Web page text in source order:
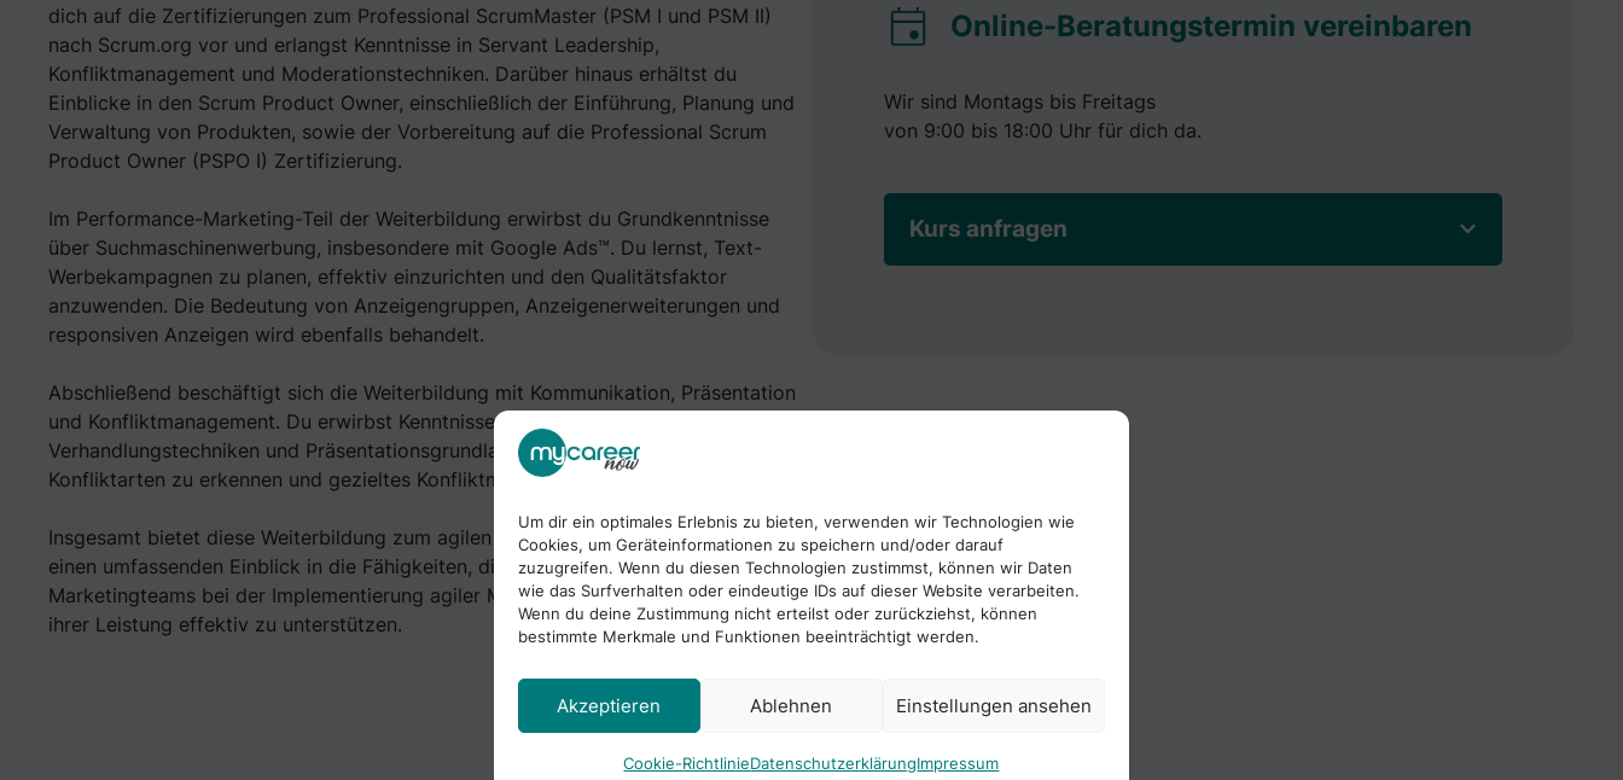
Um dir ein optimales Erlebnis zu bieten, verwenden wir Technologien wie
Cookies, um Geräteinformationen zu speichern und/oder darauf
zuzugreifen. Wenn du diesen Technologien zustimmst, können wir Daten
wie das Surfverhalten oder eindeutige IDs auf dieser Website verarbeiten.
Wenn du deine Zustimmung nicht erteilst oder zurückziehst, können
bestimmte Merkmale und Funktionen beeinträchtigt werden.
Akzeptieren Ablehnen Einstellungen ansehen
Cookie-RichtlinieDatenschutzerklärungImpressum
dich auf die Zertifizierungen zum Professional ScrumMaster (PSM I und PSM II)
nach Scrum.org vor und erlangst Kenntnisse in Servant Leadership,
Konfliktmanagement und Moderationstechniken. Darüber hinaus erhältst du
Einblicke in den Scrum Product Owner, einschließlich der Einführung, Planung und
Verwaltung von Produkten, sowie der Vorbereitung auf die Professional Scrum
Product Owner (PSPO I) Zertifizierung.
Im Performance-Marketing-Teil der Weiterbildung erwirbst du Grundkenntnisse
über Suchmaschinenwerbung, insbesondere mit Google Ads™. Du lernst, Text-
Werbekampagnen zu planen, effektiv einzurichten und den Qualitätsfaktor
anzuwenden. Die Bedeutung von Anzeigengruppen, Anzeigenerweiterungen und
responsiven Anzeigen wird ebenfalls behandelt.
Abschließend beschäftigt sich die Weiterbildung mit Kommunikation, Präsentation
und Konfliktmanagement. Du erwirbst Kenntnisse über Kommunikationsmodelle,
Verhandlungstechniken und Präsentationsgrundlagen, lernst verschiedene
Konfliktarten zu erkennen und gezieltes Konfliktmanagement anzuwenden.
Insgesamt bietet diese Weiterbildung zum agilen Coach im Performance Marketing
einen umfassenden Einblick in die Fähigkeiten, die erforderlich sind, um
Marketingteams bei der Implementierung agiler Methoden und der Verbesserung
ihrer Leistung effektiv zu unterstützen.
Online-Beratungstermin vereinbaren
Wir sind Montags bis Freitags
von 9:00 bis 18:00 Uhr für dich da.
Kurs anfragen